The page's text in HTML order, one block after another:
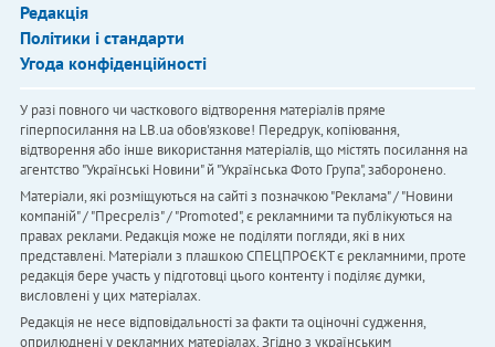
Редакція
Політики і стандарти
Угода конфіденційності
У разі повного чи часткового відтворення матеріалів пряме
гіперпосилання на LB.ua обов'язкове! Передрук, копіювання,
відтворення або інше використання матеріалів, що містять посилання на
агентство "Українськi Новини" й "Українська Фото Група", заборонено.
Матеріали, які розміщуються на сайті з позначкою "Реклама" / "Новини
компаній" / "Пресреліз" / "Promoted", є рекламними та публікуються на
правах реклами. Редакція може не поділяти погляди, які в них
представлені. Матеріали з плашкою СПЕЦПРОЄКТ є рекламними, проте
редакція бере участь у підготовці цього контенту і поділяє думки,
висловлені у цих матеріалах.
Редакція не несе відповідальності за факти та оціночні судження,
оприлюднені у рекламних матеріалах. Згідно з українським